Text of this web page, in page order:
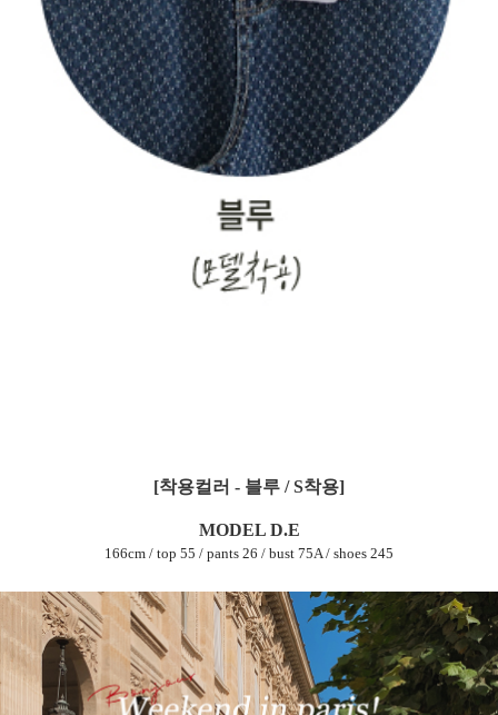
[착용컬러 - 블루 / S착용]
MODEL D.E
166cm / top 55 / pants 26 / bust 75A / shoes 245